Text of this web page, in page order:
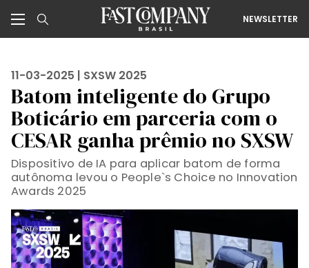
NEWSLETTER
11-03-2025 | SXSW 2025
Batom inteligente do Grupo
Boticário em parceria com o
CESAR ganha prêmio no SXSW
Dispositivo de IA para aplicar batom de forma
autônoma levou o People`s Choice no Innovation
Awards 2025